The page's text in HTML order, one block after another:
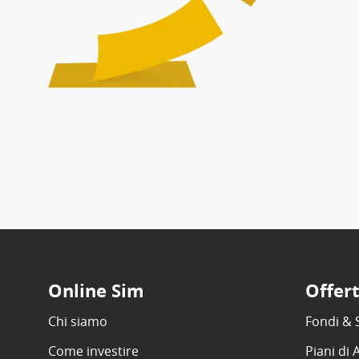
Online Sim
Chi siamo
Come investire
Fondi &
Piani di